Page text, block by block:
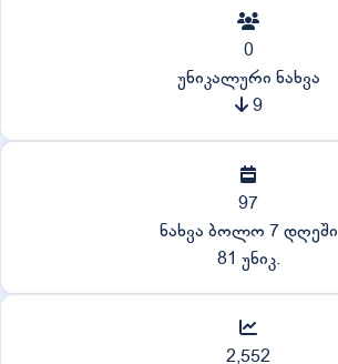
0
უნიკალური ნახვა
9
97
ნახვა ბოლო 7 დღეში
81 უნიკ.
2,552